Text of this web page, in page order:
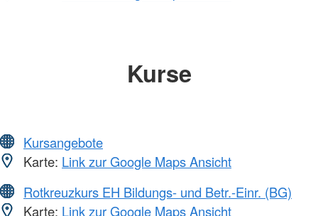
Kurse
Kursangebote
Karte: Link zur Google Maps Ansicht
Rotkreuzkurs EH Bildungs- und Betr.-Einr. (BG)
Karte: Link zur Google Maps Ansicht